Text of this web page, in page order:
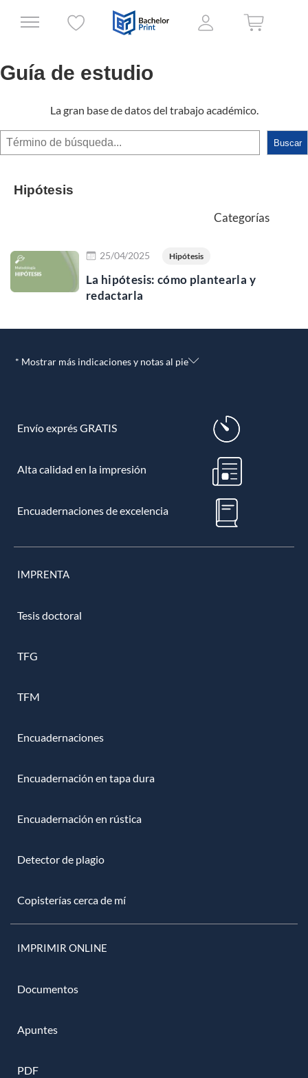
Guía de estudio
La gran base de datos del trabajo académico.
Buscar Buscar
Hipótesis
Categorías
25/04/2025 Hipótesis
La hipótesis: cómo plantearla y
redactarla
* Mostrar más indicaciones y notas al pie
Envío exprés GRATIS
Alta calidad en la impresión
Encuadernaciones de excelencia
IMPRENTA
Tesis doctoral
TFG
TFM
Encuadernaciones
Encuadernación en tapa dura
Encuadernación en rústica
Detector de plagio
Copisterías cerca de mí
IMPRIMIR ONLINE
Documentos
Apuntes
PDF